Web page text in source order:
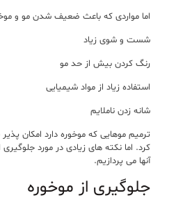
اما مواردی که باعث ضعیف شدن مو و
شست و شوی زیاد
رنگ کردن بیش از حد مو
استفاده زیاد از مواد شیمیایی
شانه زدن ناملایم
ترمیم موهایی که موخوره دارد امکان
کرد. اما نکته های زیادی در مورد جلوگیری
آنها می پردازیم.
جلوگیری از موخوره